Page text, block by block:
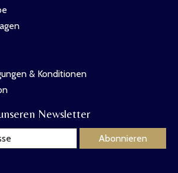
& Konditionen
Newsletter
Abonnieren